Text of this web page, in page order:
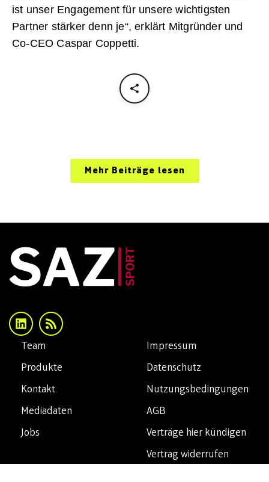
ist unser Engagement für unsere wichtigsten
Partner stärker denn je“, erklärt Mitgründer und
Co-CEO Caspar Coppetti.
Mehr Beiträge lesen
Impressum
Datenschutz
Nutzungsbedingungen
AGB
Verträge hier kündigen
Vertrag widerrufen
Team
Produkte
Kontakt
Mediadaten
Jobs